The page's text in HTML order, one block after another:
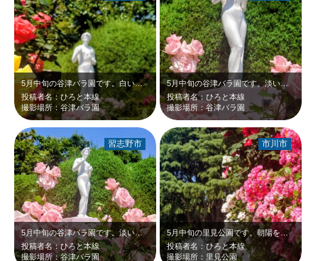
5月中旬の谷津バラ園です。白いビーナス像前後の黄色や赤いバラが、青空と新緑に映…
投稿者名：ひろと本線
撮影場所：谷津バラ園
5月中旬の谷津バラ園です。淡いピンクのバラ、白いビーナス像、 青空、新緑のコ…
投稿者名：ひろと本線
撮影場所：谷津バラ園
5月中旬の谷津バラ園です。淡いピンクのバラと白いビーナス像が、青空と新緑に映え…
投稿者名：ひろと本線
撮影場所：谷津バラ園
習志野市
5月中旬の里見公園です。朝陽を浴びて輝くピンクや赤いバラが、青空と新緑に映えて…
投稿者名：ひろと本線
撮影場所：里見公園
市川市